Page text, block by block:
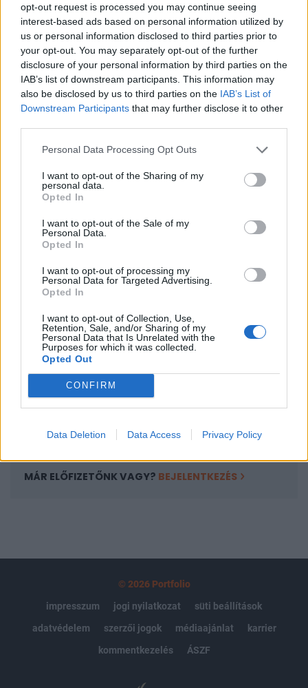
opt-out request is processed you may continue seeing
interest-based ads based on personal information utilized by
us or personal information disclosed to third parties prior to
your opt-out. You may separately opt-out of the further
disclosure of your personal information by third parties on the
IAB’s list of downstream participants. This information may
also be disclosed by us to third parties on the IAB’s List of
Downstream Participants that may further disclose it to other
Personal Data Processing Opt Outs
I want to opt-out of the Sharing of my
personal data.
Opted In
I want to opt-out of the Sale of my
Personal Data.
Opted In
I want to opt-out of processing my
Personal Data for Targeted Advertising.
Opted In
I want to opt-out of Collection, Use,
Retention, Sale, and/or Sharing of my
Personal Data that Is Unrelated with the
Purposes for which it was collected.
Opted Out
CONFIRM
Data Deletion Data Access Privacy Policy
legpesszimistább, ugyanakkor bizonyos
szegmensekben élénkülő kereslettel
szembesülhetnek az eladók, mind az új-, mind a
használt lakás szegmensben valamelyest
mérséklődhet a túlkínálat idén
- derül ki a GKI Rt., az AL Holding valamint az Ingatlan és
Befektetés hagyományosan negyedévente publikált
legfrissebb közös felmérése alapján. A reprezentatív minta
árcsökkenésre lehet számítani, az új beruházások esetében
némi árnövekedésre is lehet esély. A bérleti díjak várható
A keresett cikk a portfolio.hu hírarchívumához
tartozik, melynek olvasása előfizetéses
regisztrációhoz kötött.
Az előfizetés a következőket tartalmazza:
Portfolio.hu teljes cikkarchívum
Kötéslisták: BÉT elmúlt 2 év napon belüli
kötéslistái
MÁR ELŐFIZETŐNK VAGY? BEJELENTKEZÉS
© 2026 Portfolio
impresszum
jogi nyilatkozat
süti beállítások
adatvédelem
szerzői jogok médiaajánlat
karrier
kommentkezelés
ÁSZF